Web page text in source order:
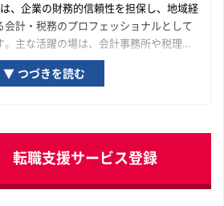
、企業の財務的信頼性を担保し、地域経
計・税務のプロフェッショナルとして
主な活躍の場は、会計事務所や税理士
織、そして千葉県の経済を牽引する優良
す。千葉県の経済を構成する一企業の成
、ぜひ本ページで求人を探してみてく
▼ つづきを読む
転職支援サービス登録